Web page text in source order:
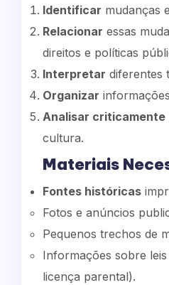
Identificar mudanças
Relacionar essas
direitos e políticas
Interpretar diferentes
Organizar
Analisar criticamente
cultura.
Materiais
Fontes históricas
Fotos e anúncios
Pequenos trechos de
Informações sobre
licença parental).